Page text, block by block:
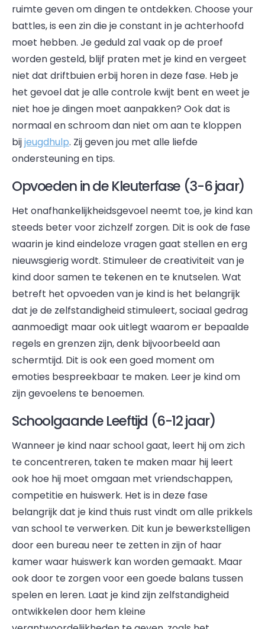
ruimte geven om dingen te ontdekken. Choose your
battles, is een zin die je constant in je achterhoofd
moet hebben. Je geduld zal vaak op de proef
worden gesteld, blijf praten met je kind en vergeet
niet dat driftbuien erbij horen in deze fase. Heb je
het gevoel dat je alle controle kwijt bent en weet je
niet hoe je dingen moet aanpakken? Ook dat is
normaal en schroom dan niet om aan te kloppen
bijjeugdhulp. Zij geven jou met alle liefde
ondersteuning en tips.
Opvoeden in de Kleuterfase (3-6 jaar)
Het onafhankelijkheidsgevoel neemt toe, je kind kan
steeds beter voor zichzelf zorgen. Dit is ook de fase
waarin je kind eindeloze vragen gaat stellen en erg
nieuwsgierig wordt. Stimuleer de creativiteit van je
kind door samen te tekenen en te knutselen. Wat
betreft het opvoeden van je kind is het belangrijk
dat je de zelfstandigheid stimuleert, sociaal gedrag
aanmoedigt maar ook uitlegt waarom er bepaalde
regels en grenzen zijn, denk bijvoorbeeld aan
schermtijd. Dit is ook een goed moment om
emoties bespreekbaar te maken. Leer je kind om
zijn gevoelens te benoemen.
Schoolgaande Leeftijd (6-12 jaar)
Wanneer je kind naar school gaat, leert hij om zich
te concentreren, taken te maken maar hij leert
ook hoe hij moet omgaan met vriendschappen,
competitie en huiswerk. Het is in deze fase
belangrijk dat je kind thuis rust vindt om alle prikkels
van school te verwerken. Dit kun je bewerkstelligen
door een bureau neer te zetten in zijn of haar
kamer waar huiswerk kan worden gemaakt. Maar
ook door te zorgen voor een goede balans tussen
spelen en leren. Laat je kind zijn zelfstandigheid
ontwikkelen door hem kleine